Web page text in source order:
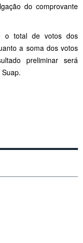
do comprovante
o total de votos dos
a soma dos votos
preliminar será